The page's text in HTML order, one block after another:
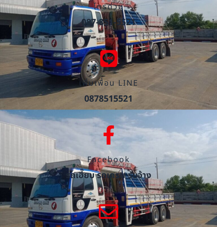
โทรด่วน
087-851-5521
เพิ่มเพื่อน LINE
0878515521
Facebook
รถเฮี๊ยบ รถเครน รับจ้าง